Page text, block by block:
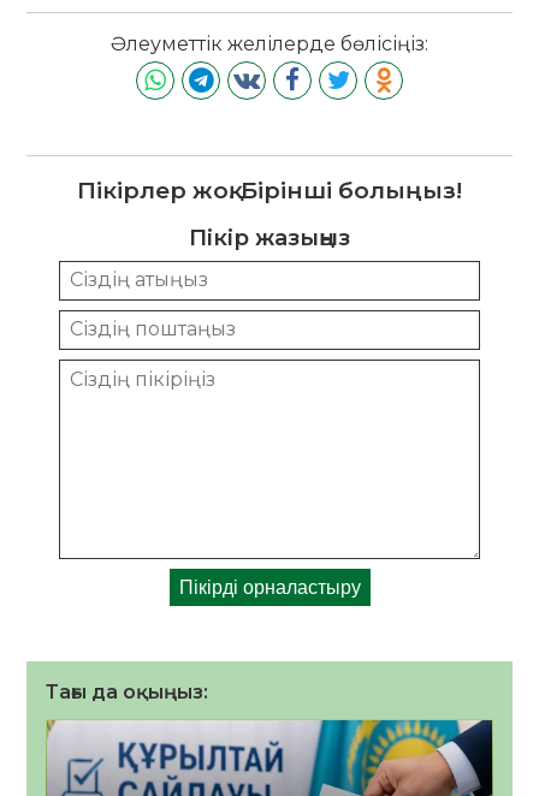
Әлеуметтік желілерде бөлісіңіз:
Пікірлер жоқ. Бірінші болыңыз!
Пікір жазыңыз
Тағы да оқыңыз: